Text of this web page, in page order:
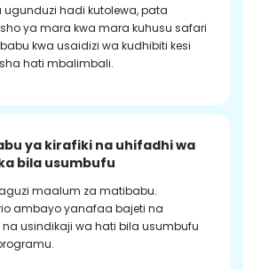
ugunduzi hadi kutolewa, pata
ya mara kwa mara kuhusu safari
kwa usaidizi wa kudhibiti kesi
hati mbalimbali.
ya kirafiki na uhifadhi wa
bila usumbufu
maalum za matibabu.
ambayo yanafaa bajeti na
usindikaji wa hati bila usumbufu